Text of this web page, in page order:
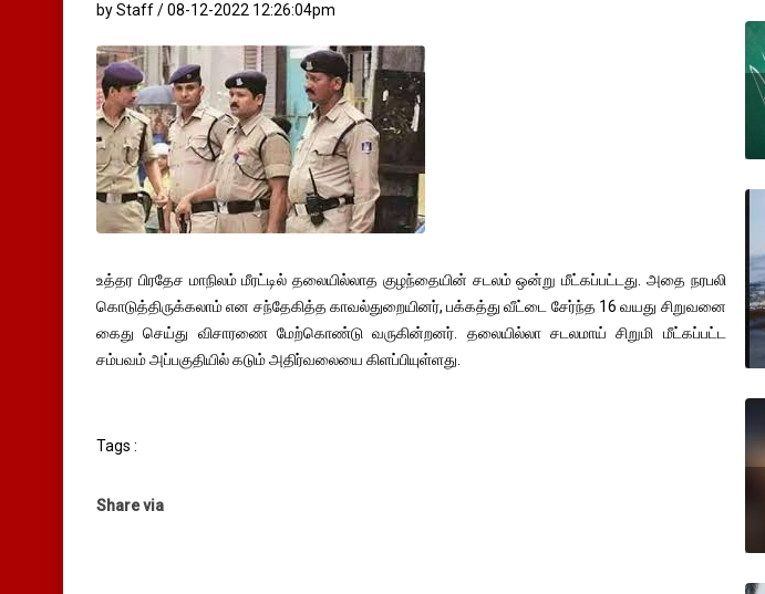
by Staff / 08-12-2022 12:26:04pm
உத்தர பிரதேச மாநிலம் மீரட்டில் தலையில்லாத குழந்தையின் சடலம் ஒன்று மீட்கப்பட்டது. அதை நரபலி
கொடுத்திருக்கலாம் என சந்தேகித்த காவல்துறையினர், பக்கத்து வீட்டை சேர்ந்த 16 வயது சிறுவனை
கைது செய்து விசாரணை மேற்கொண்டு வருகின்றனர். தலையில்லா சடலமாய் சிறுமி மீட்கப்பட்ட
சம்பவம் அப்பகுதியில் கடும் அதிர்வலையை கிளப்பியுள்ளது.
Tags :
Share via